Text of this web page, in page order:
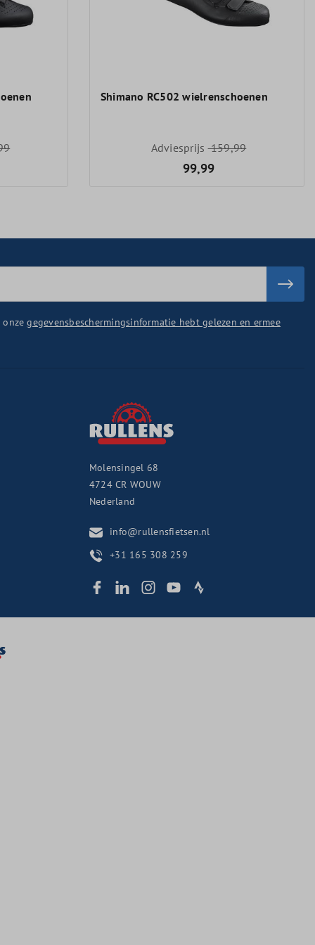
Shimano RC502 wielrenschoenen
Adviesprijs159,99
99,99
onzegegevensbeschermingsinformatie hebt gelezen en ermee
Molensingel 68
4724 CR WOUW
Nederland
info@rullensfietsen.nl
+31 165 308 259